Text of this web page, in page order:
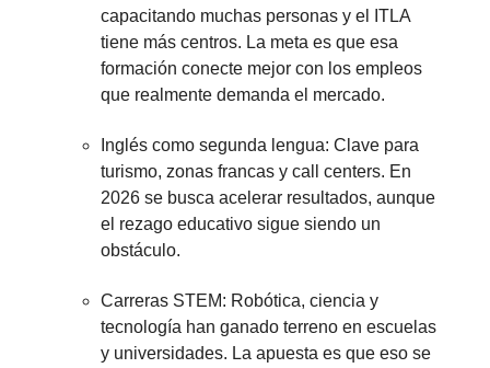
capacitando muchas personas y el ITLA
tiene más centros. La meta es que esa
formación conecte mejor con los empleos
que realmente demanda el mercado.
Inglés como segunda lengua: Clave para
turismo, zonas francas y call centers. En
2026 se busca acelerar resultados, aunque
el rezago educativo sigue siendo un
obstáculo.
Carreras STEM: Robótica, ciencia y
tecnología han ganado terreno en escuelas
y universidades. La apuesta es que eso se